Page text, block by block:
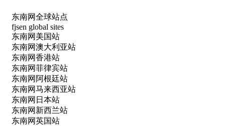
东南网全球站点
fjsen global sites
东南网美国站
东南网澳大利亚站
东南网香港站
东南网菲律宾站
东南网阿根廷站
东南网马来西亚站
东南网日本站
东南网新西兰站
东南网英国站